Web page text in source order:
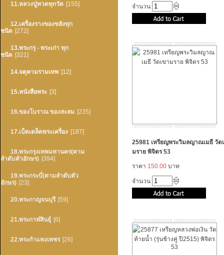
11.หลวงปู่ทวดทุกวัด [155]
12.เครื่องรางของขลังทุก
ชนิด [272]
13.พระกรุ - พระเก่า ทุก
ชนิด [321]
14.จตุคามรามเทพ [12]
15.หนังสือพระ [3]
16.ของโบราณ ของสะสม [235]
17.เบ็ดเตล็ดพระเครื่อง [187]
18.พระกรุงเทพมหานคร(ตาม
ลำดับตัวอักษร) [394]
19.พระกระบี่(ตามลำดับตัว
อักษร) [23]
20.พระกาญจนบุรี [59]
21.พระกาฬสินธุ์ [6]
22.พระกำแพงเพชร [26]
จำนวน
25981 เหรียญพระวิมลญาณเมธี วัด
มราย พิจิตร 53
ราคา 150.00 บาท
จำนวน